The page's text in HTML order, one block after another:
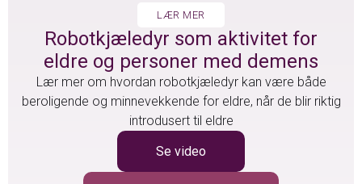
LÆR MER
Robotkjæledyr som aktivitet for
eldre og personer med demens
Lær mer om hvordan robotkjæledyr kan være både
beroligende og minnevekkende for eldre, når de blir riktig
introdusert til eldre
Se video